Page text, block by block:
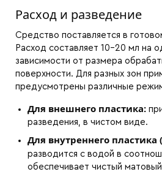
Расход и разведение
Средство поставляется в
Расход составляет 10–20 мл на
зависимости от размера
поверхности. Для разных зон
предусмотрены различные
Для внешнего пластика:
разведения, в чистом виде.
Для внутреннего пластика
разводится с водой в
обеспечивает чистый